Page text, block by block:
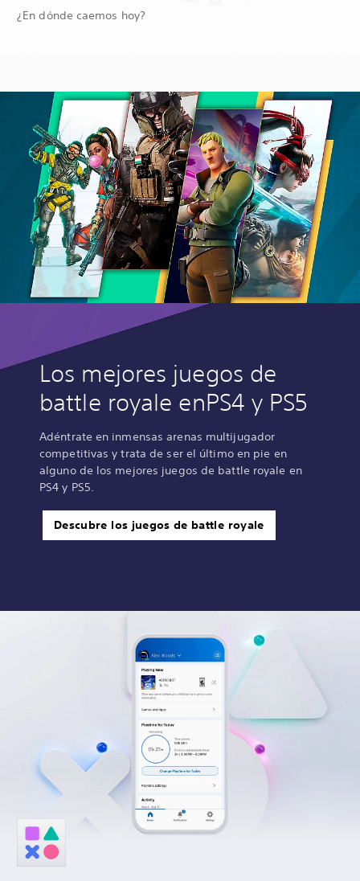
¿En dónde caemos hoy?
Los mejores juegos de
battle royale enPS4 y PS5
Adéntrate en inmensas arenas multijugador
competitivas y trata de ser el último en pie en
alguno de los mejores juegos de battle royale en
PS4 y PS5.
Descubre los juegos de battle royale